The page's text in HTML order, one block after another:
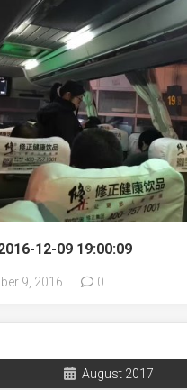
12-09 19:00:09
9, 2016 0
August 2017